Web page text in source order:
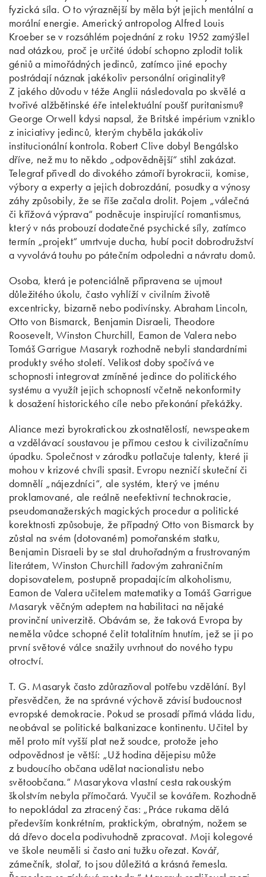
fyzická síla. O to výraznější by měla být jejich mentální a
morální energie. Americký antropolog Alfred Louis
Kroeber se v rozsáhlém pojednání z roku 1952 zamýšlel
nad otázkou, proč je určité údobí schopno zplodit tolik
géniů a mimořádných jedinců, zatímco jiné epochy
postrádají náznak jakékoliv personální originality?
Z jakého důvodu v téže Anglii následovala po skvělé a
tvořivé alžbětinské éře intelektuální poušť puritanismu?
George Orwell kdysi napsal, že Britské impérium vzniklo
z iniciativy jedinců, kterým chyběla jakákoliv
institucionální kontrola. Robert Clive dobyl Bengálsko
dříve, než mu to někdo „odpovědnější“ stihl zakázat.
Telegraf přivedl do divokého zámoří byrokracii, komise,
výbory a experty a jejich dobrozdání, posudky a výnosy
záhy způsobily, že se říše začala drolit. Pojem „válečná
či křížová výprava“ podněcuje inspirující romantismus,
který v nás probouzí dodatečné psychické síly, zatímco
termín „projekt“ umrtvuje ducha, hubí pocit dobrodružství
a vyvolává touhu po pátečním odpoledni a návratu domů.
Osoba, která je potenciálně připravena se ujmout
důležitého úkolu, často vyhlíží v civilním životě
excentricky, bizarně nebo podivínsky. Abraham Lincoln,
Otto von Bismarck, Benjamin Disraeli, Theodore
Roosevelt, Winston Churchill, Eamon de Valera nebo
Tomáš Garrigue Masaryk rozhodně nebyli standardními
produkty svého století. Velikost doby spočívá ve
schopnosti integrovat zmíněné jedince do politického
systému a využít jejich schopností včetně nekonformity
k dosažení historického cíle nebo překonání překážky.
Aliance mezi byrokratickou zkostnatělostí, newspeakem
a vzdělávací soustavou je přímou cestou k civilizačnímu
úpadku. Společnost v zárodku potlačuje talenty, které ji
mohou v krizové chvíli spasit. Evropu nezničí skuteční či
domnělí „nájezdníci“, ale systém, který ve jménu
proklamované, ale reálně neefektivní technokracie,
pseudomanažerských magických procedur a politické
korektnosti způsobuje, že případný Otto von Bismarck by
zůstal na svém (dotovaném) pomořanském statku,
Benjamin Disraeli by se stal druhořadným a frustrovaným
literátem, Winston Churchill řadovým zahraničním
dopisovatelem, postupně propadajícím alkoholismu,
Eamon de Valera učitelem matematiky a Tomáš Garrigue
Masaryk věčným adeptem na habilitaci na nějaké
provinční univerzitě. Obávám se, že taková Evropa by
neměla vůdce schopné čelit totalitním hnutím, jež se ji po
první světové válce snažily uvrhnout do nového typu
otroctví.
T. G. Masaryk často zdůrazňoval potřebu vzdělání. Byl
přesvědčen, že na správné výchově závisí budoucnost
evropské demokracie. Pokud se prosadí přímá vláda lidu,
neobával se politické balkanizace kontinentu. Učitel by
měl proto mít vyšší plat než soudce, protože jeho
odpovědnost je větší: „Už hodina dějepisu může
z budoucího občana udělat nacionalistu nebo
světoobčana.“ Masarykova vlastní cesta rakouským
školstvím nebyla přímočará. Vyučil se kovářem. Rozhodně
to nepokládal za ztracený čas: „Práce rukama dělá
především konkrétním, praktickým, obratným, nožem se
dá dřevo docela podivuhodně zpracovat. Moji kolegové
ve škole neuměli si často ani tužku ořezat. Kovář,
zámečník, stolař, to jsou důležitá a krásná řemesla.